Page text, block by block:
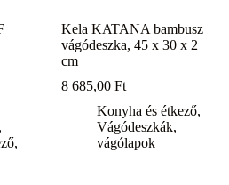
,
,
Kela KATANA bambusz
vágódeszka, 45 x 30 x 2
cm
8 685,00Ft
Konyha és étkező,
Vágódeszkák,
vágólapok